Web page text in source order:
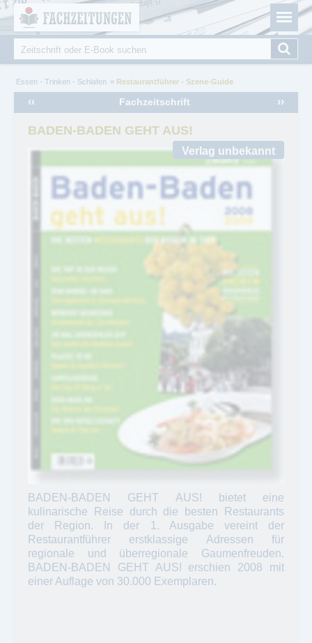
Fachzeitungen.de - Das unabhängige Portal für
Fachmagazine Fachpublikationen & eBooks
Suche
Sie sind hier
Essen - Trinken - Schlafen Restaurantführer - Szene-Guide
Fachzeitschrift
‹‹ ››
BADEN-BADEN GEHT AUS!
BADEN-BADEN GEHT AUS! bietet eine
kulinarische Reise durch die besten Restaurants
der Region. In der 1. Ausgabe vereint der
Restaurantführer erstklassige Adressen für
regionale und überregionale Gaumenfreuden.
BADEN-BADEN GEHT AUS! erschien 2008 mit
einer Auflage von 30.000 Exemplaren.
Cookie-Einstellungen